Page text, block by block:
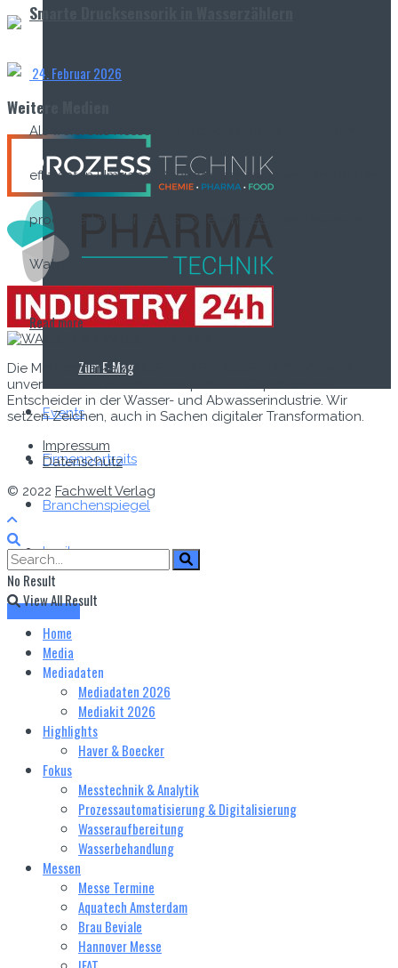
Smarte Drucksensorik in Wasserzählern
24. Februar 2026
Als wertvolle Ressource erfordert Trinkwasser einen
effizienten Umgang. Dennoch geht weltweit ein Teil der
produzierten Menge als sogenanntes „Non-Revenue
Water“...
Read more
Zum E‑Mag
Events
Firmenportraits
Branchenspiegel
Lexikon
Zum E-Mag
Weitere Medien
Die Medienmarke WASSER & ABWASSER TECHNIK ist die
unverzichtbare Informationsquelle für Experten und
Entscheider in der Wasser- und Abwasserindustrie. Wir
setzen Zeichen, auch in Sachen digitaler Transformation.
Impressum
Datenschutz
© 2022 Fachwelt Verlag
No Result
View All Result
Home
Media
Mediadaten
Mediadaten 2026
Mediakit 2026
Highlights
Haver & Boecker
Fokus
Messtechnik & Analytik
Prozessautomatisierung & Digitalisierung
Wasseraufbereitung
Wasserbehandlung
Messen
Messe Termine
Aquatech Amsterdam
Brau Beviale
Hannover Messe